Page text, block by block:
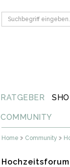
RATGEBER
COMMUNITY
Home Community